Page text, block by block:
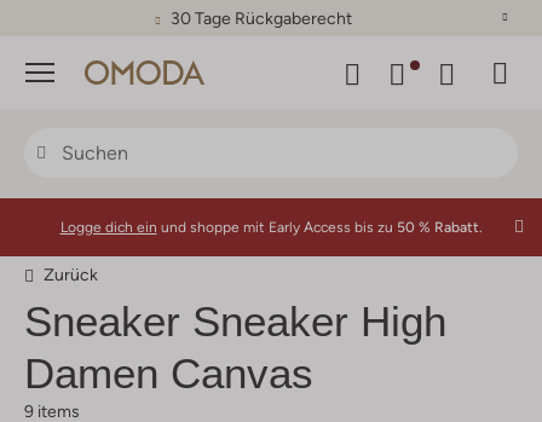
30 Tage Rückgaberecht
Menü
Logge dich ein und shoppe mit Early Access bis zu 50 % Rabatt.
Zurück
Sneaker Sneaker High
Damen Canvas
9 items